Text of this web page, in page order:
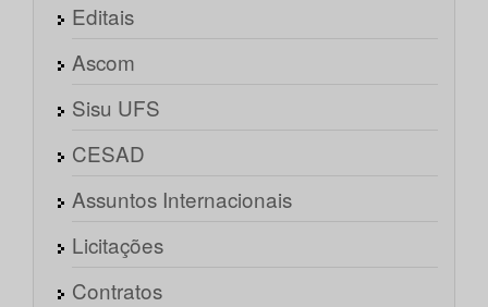
Editais
Ascom
Sisu UFS
CESAD
Assuntos Internacionais
Licitações
Contratos